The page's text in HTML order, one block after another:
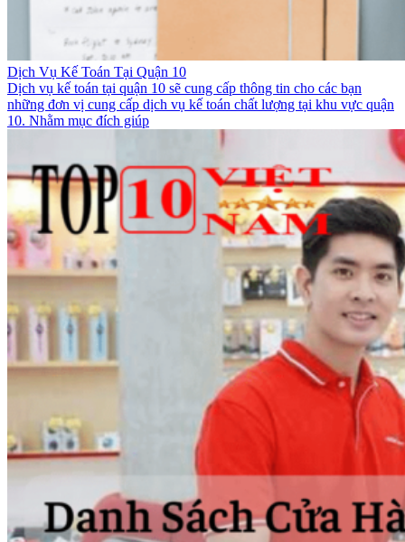
Dịch Vụ Kế Toán Tại Quận 10
Dịch vụ kế toán tại quận 10 sẽ cung cấp thông tin cho các bạn
những đơn vị cung cấp dịch vụ kế toán chất lượng tại khu vực quận
10. Nhằm mục đích giúp